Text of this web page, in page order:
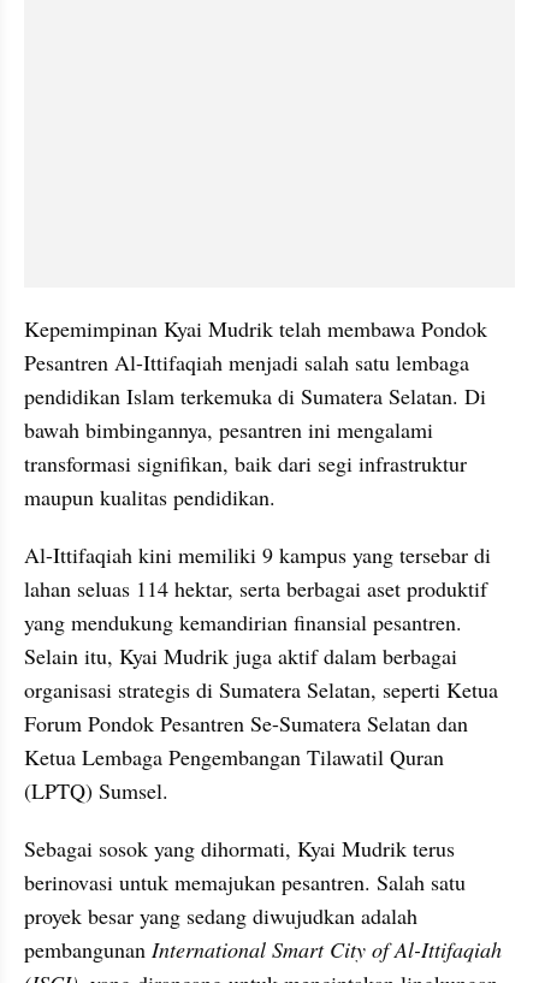
Kepemimpinan Kyai Mudrik telah membawa Pondok
Pesantren Al-Ittifaqiah menjadi salah satu lembaga
pendidikan Islam terkemuka di Sumatera Selatan. Di
bawah bimbingannya, pesantren ini mengalami
transformasi signifikan, baik dari segi infrastruktur
maupun kualitas pendidikan.
Al-Ittifaqiah kini memiliki 9 kampus yang tersebar di
lahan seluas 114 hektar, serta berbagai aset produktif
yang mendukung kemandirian finansial pesantren.
Selain itu, Kyai Mudrik juga aktif dalam berbagai
organisasi strategis di Sumatera Selatan, seperti Ketua
Forum Pondok Pesantren Se-Sumatera Selatan dan
Ketua Lembaga Pengembangan Tilawatil Quran
(LPTQ) Sumsel.
Sebagai sosok yang dihormati, Kyai Mudrik terus
berinovasi untuk memajukan pesantren. Salah satu
proyek besar yang sedang diwujudkan adalah
pembangunan International Smart City of Al-Ittifaqiah